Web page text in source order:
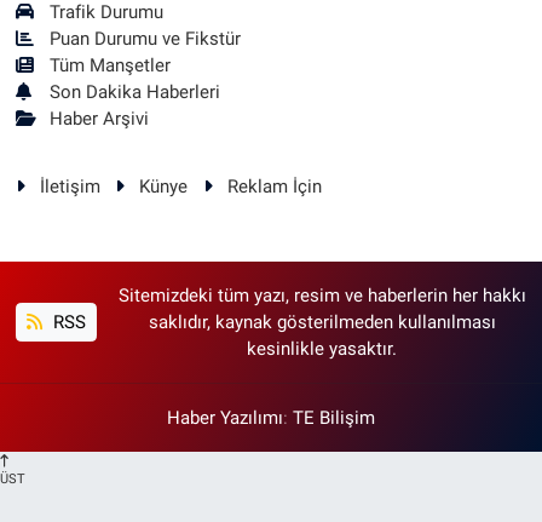
Trafik Durumu
Puan Durumu ve Fikstür
Tüm Manşetler
Son Dakika Haberleri
Haber Arşivi
İletişim Künye Reklam İçin
RSS
Sitemizdeki tüm yazı, resim ve haberlerin her hakkı
saklıdır, kaynak gösterilmeden kullanılması
kesinlikle yasaktır.
Haber Yazılımı: TE Bilişim
ÜST